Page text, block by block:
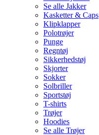
Se alle Jakker
Kasketter & Caps
Klipklapper
Polotrøjer
Punge
Regntøj
Sikkerhedstøj
Skjorter
Sokker
Solbriller
Sportstøj
T-shirts
Trøjer
Hoodies
Se alle Trøjer